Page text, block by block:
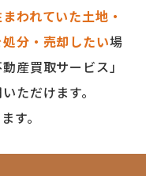
われていた土地・
分・売却したい場
産買取サービス」
ただけます。
す。